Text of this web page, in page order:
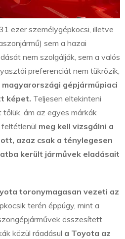
ezer személygépkocsi, illetve
sem a hazai
nem szolgálják, sem a valós
preferenciát nem tükrözik,
gépjárműpiaci
képet. Teljesen eltekinteni
ám az egyes márkák
meg kell vizsgálni a
azaz csak a ténylegesen
került járművek eladásait
toronymagasan vezeti az
terén éppúgy, mint a
összesített
közül ráadásul a Toyota az